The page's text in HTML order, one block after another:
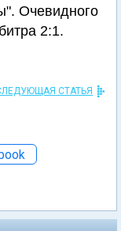
Очевидного
2:1.
СТАТЬЯ